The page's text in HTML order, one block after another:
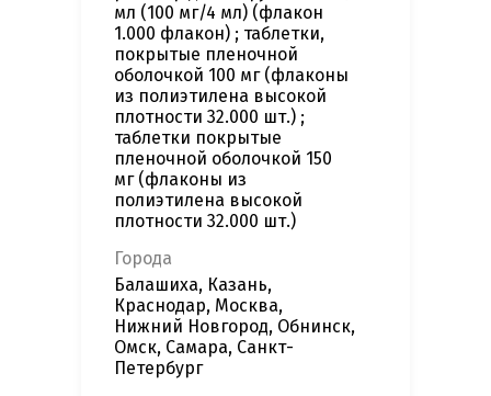
мл (100 мг/4 мл) (флакон
1.000 флакон) ; таблетки,
покрытые пленочной
оболочкой 100 мг (флаконы
из полиэтилена высокой
плотности 32.000 шт.) ;
таблетки покрытые
пленочной оболочкой 150
мг (флаконы из
полиэтилена высокой
плотности 32.000 шт.)
Города
Балашиха, Казань,
Краснодар, Москва,
Нижний Новгород, Обнинск,
Омск, Самара, Санкт-
Петербург